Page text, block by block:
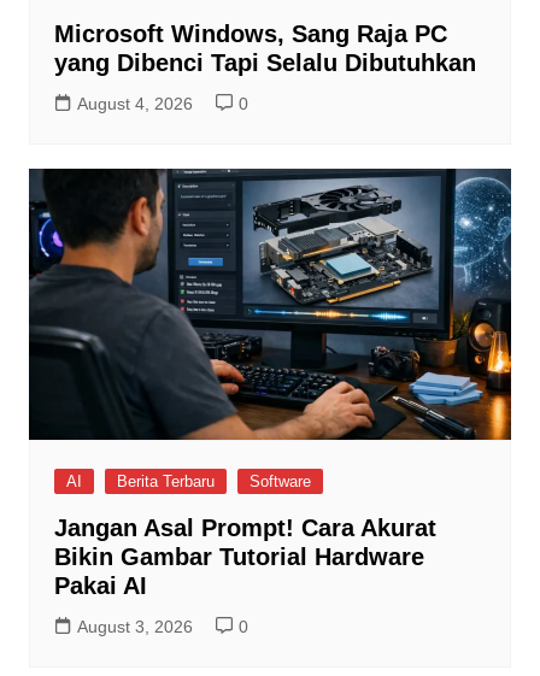
Microsoft Windows, Sang Raja PC
yang Dibenci Tapi Selalu Dibutuhkan
August 4, 2026 0
AI Berita Terbaru Software
Jangan Asal Prompt! Cara Akurat
Bikin Gambar Tutorial Hardware
Pakai AI
August 3, 2026 0